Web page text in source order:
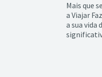
Mais que
a Viajar
a sua vida